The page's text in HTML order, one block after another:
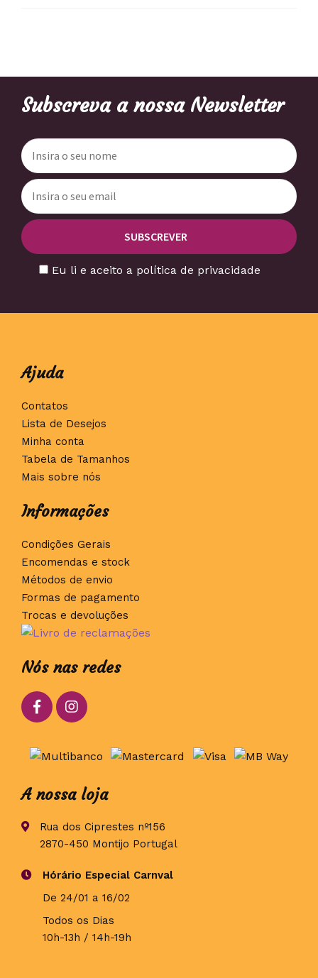
Subscreva a nossa Newsletter
Eu li e aceito a política de privacidade
Ajuda
Contatos
Lista de Desejos
Minha conta
Tabela de Tamanhos
Mais sobre nós
Informações
Condições Gerais
Encomendas e stock
Métodos de envio
Formas de pagamento
Trocas e devoluções
Nós nas redes
A nossa loja
Rua dos Ciprestes nº156
2870-450 Montijo Portugal
Hórário Especial Carnval
De 24/01 a 16/02
Todos os Dias
10h-13h / 14h-19h